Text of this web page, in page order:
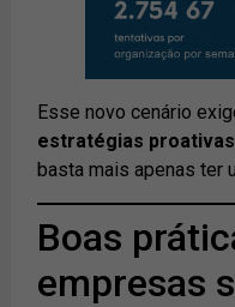
Esse novo cenário
estratégias proativas
basta mais apenas ter
Boas
empresas